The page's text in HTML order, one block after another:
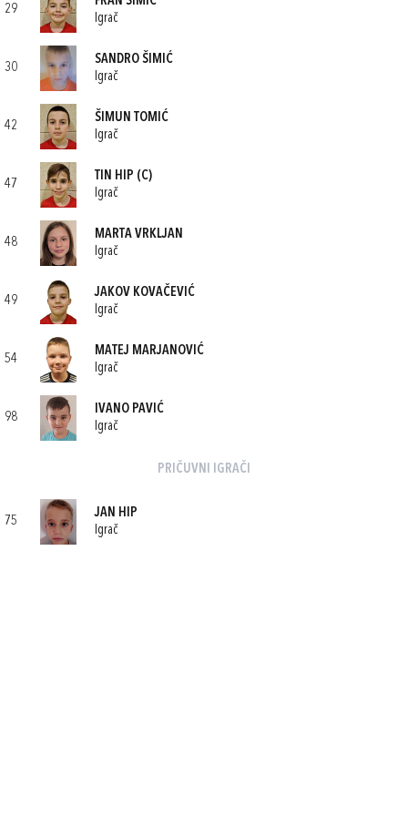
29
Igrač
30
SANDRO ŠIMIĆ
Igrač
42
ŠIMUN TOMIĆ
Igrač
47
TIN HIP (C)
Igrač
48
MARTA VRKLJAN
Igrač
49
JAKOV KOVAČEVIĆ
Igrač
54
MATEJ MARJANOVIĆ
Igrač
98
IVANO PAVIĆ
Igrač
PRIČUVNI IGRAČI
75
JAN HIP
Igrač